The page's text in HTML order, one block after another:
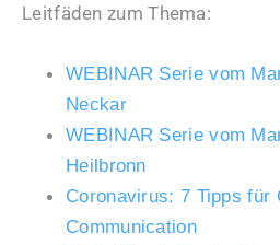
Leitfäden zum Thema:
WEBINAR Serie vom
Neckar
WEBINAR Serie vom
Heilbronn
Coronavirus: 7 Tipps für
Communication